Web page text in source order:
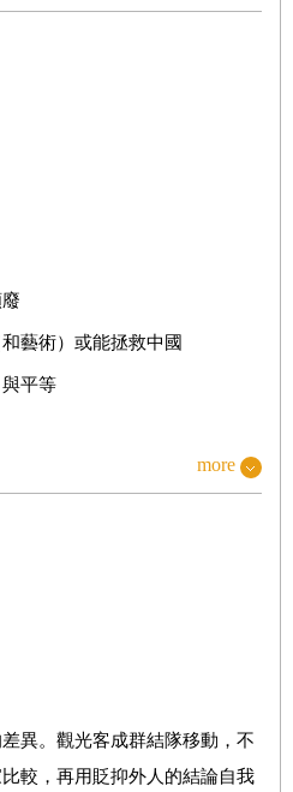
藝術）或能拯救中國
平等
可樂，好不痛快！
more
異。觀光客成群結隊移動，不
較，再用貶抑外人的結論自我